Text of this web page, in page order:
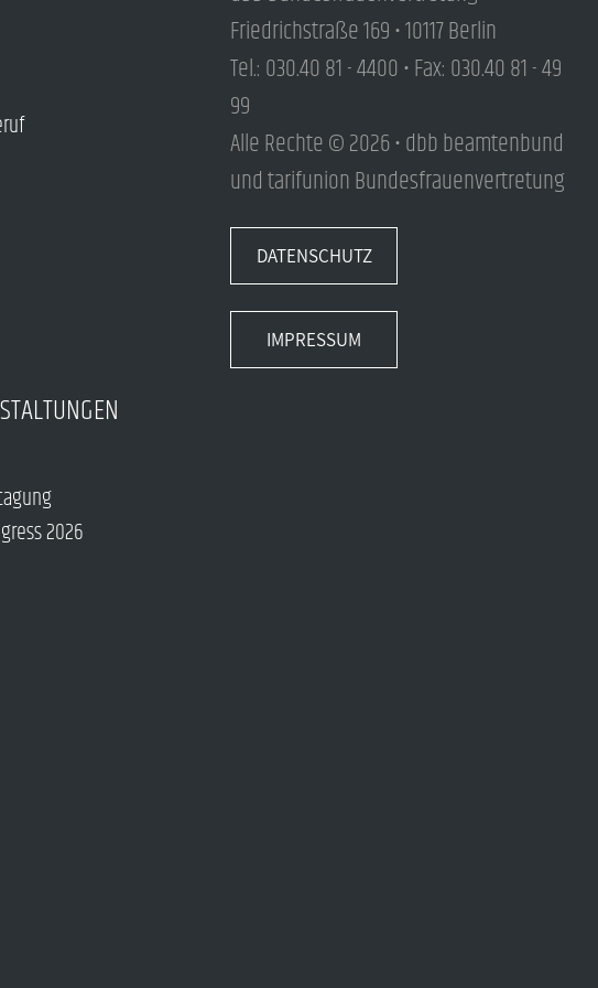
2026
Friedrichstraße 169 • 10117 Berlin
Tel.: 030.40 81 - 4400 • Fax: 030.40 81 - 49
99
Alle Rechte © 2026 • dbb beamtenbund
und tarifunion Bundesfrauenvertretung
DATENSCHUTZ
IMPRESSUM